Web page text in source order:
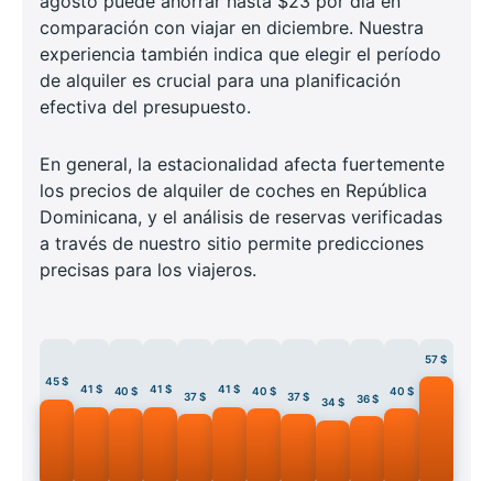
comparación con viajar en diciembre. Nuestra
experiencia también indica que elegir el período
de alquiler es crucial para una planificación
efectiva del presupuesto.
En general, la estacionalidad afecta fuertemente
los precios de alquiler de coches en República
Dominicana, y el análisis de reservas verificadas
a través de nuestro sitio permite predicciones
precisas para los viajeros.
45 $
41 $ 40 $ 41 $
37 $
41 $ 40 $ 37 $ 34 $ 36 $
40 $
57 $